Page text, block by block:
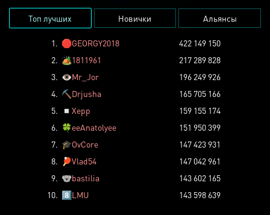
Топ лучших Новички Альянсы
1. 🛑GEORGY2018
422 149 150
2. 🏕️1811961
217 289 828
3. 👁️Mr_Jor
196 249 926
4. ⛏️ Drjusha
165 705 166
5.
◽ Xepp
159 155 174
6. 🍀eeAnatolyee
151 950 399
7. 🎓OvCore
147 423 931
8.
🏓Vlad54
147 042 961
9. 🐨bastilia
143 602 165
10. 8️⃣LMU 143 598 639